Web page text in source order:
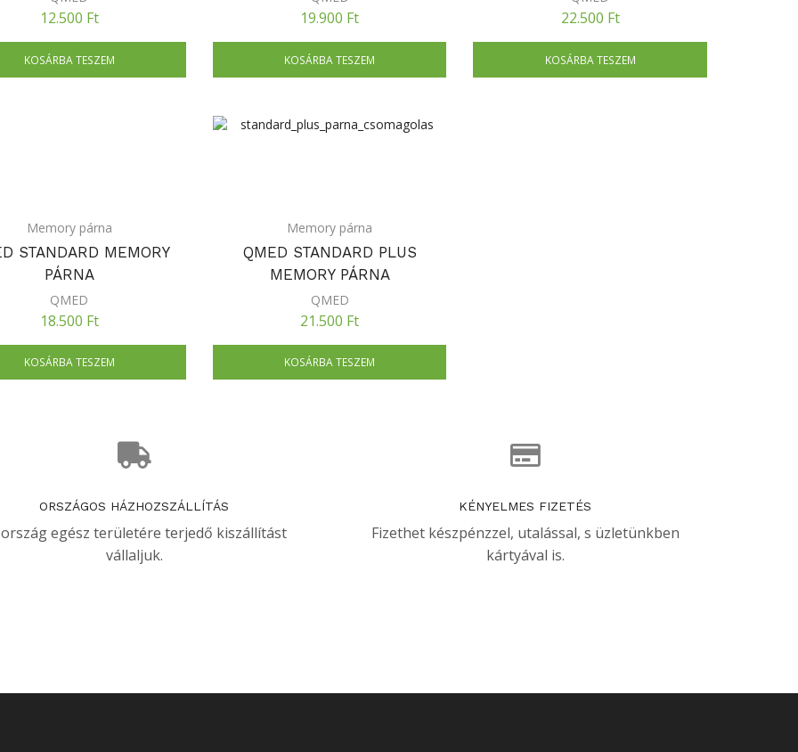
12.500 Ft
KOSÁRBA TESZEM
19.900 Ft
KOSÁRBA TESZEM
22.500 Ft
KOSÁRBA TESZEM
Memory párna
STANDARD MEMORY
PÁRNA
QMED
18.500 Ft
KOSÁRBA TESZEM
Memory párna
QMED STANDARD PLUS
MEMORY PÁRNA
QMED
21.500 Ft
KOSÁRBA TESZEM
ORSZÁGOS HÁZHOZSZÁLLÍTÁS
ország egész területére terjedő kiszállítást
vállaljuk.
KÉNYELMES FIZETÉS
Fizethet készpénzzel, utalással, s üzletünkben
kártyával is.